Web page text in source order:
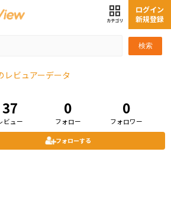
検索
ログイン
新規登録
レビュアーデータ
37
ビュー
0
フォロー
0
フォロワー
フォローする